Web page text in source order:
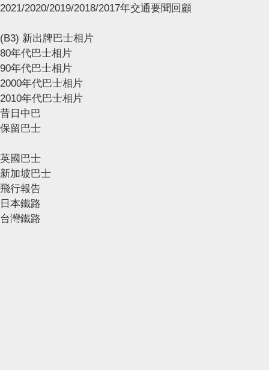
2021/2020/2019/2018/2017年交通要聞回顧
(B3) 新出牌巴士相片
80年代巴士相片
90年代巴士相片
2000年代巴士相片
2010年代巴士相片
昔日中巴
保留巴士
英國巴士
新加坡巴士
飛行報告
日本鐵路
台灣鐵路